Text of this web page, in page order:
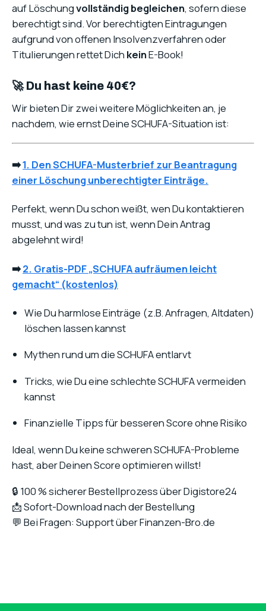
auf Löschungvollständig begleichen, sofern diese
berechtigt sind. Vor berechtigten Eintragungen
aufgrund von offenen Insolvenzverfahren oder
Titulierungen rettet Dich keinE-Book!
🚀 Du hast keine 40€?
Wir bieten Dir zwei weitere Möglichkeiten an, je
nachdem, wie ernst Deine SCHUFA-Situation ist:
➡️1. Den SCHUFA-Musterbrief zur Beantragung
einer Löschung unberechtigter Einträge.
Perfekt, wenn Du schon weißt, wen Du kontaktieren
musst, und was zu tun ist, wenn Dein Antrag
abgelehnt wird!
➡️2. Gratis-PDF „SCHUFA aufräumen leicht
gemacht“ (kostenlos)
Wie Du harmlose Einträge (z.B. Anfragen, Altdaten)
löschen lassen kannst
Mythen rund um die SCHUFA entlarvt
Tricks, wie Du eine schlechte SCHUFA vermeiden
kannst
Finanzielle Tipps für besseren Score ohne Risiko
Ideal, wenn Du keine schweren SCHUFA-Probleme
hast, aber Deinen Score optimieren willst!
🔒 100 % sicherer Bestellprozess über Digistore24
📩 Sofort-Download nach der Bestellung
💬 Bei Fragen: Support über Finanzen-Bro.de